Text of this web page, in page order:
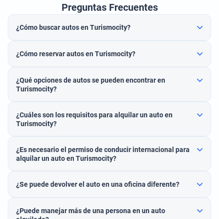
Preguntas Frecuentes
¿Cómo buscar autos en Turismocity?
¿Cómo reservar autos en Turismocity?
¿Qué opciones de autos se pueden encontrar en
Turismocity?
¿Cuáles son los requisitos para alquilar un auto en
Turismocity?
¿Es necesario el permiso de conducir internacional para
alquilar un auto en Turismocity?
¿Se puede devolver el auto en una oficina diferente?
¿Puede manejar más de una persona en un auto